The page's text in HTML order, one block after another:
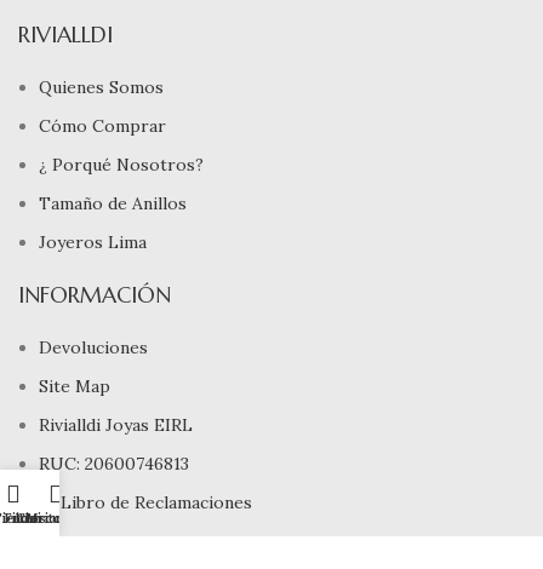
RIVIALLDI
Quienes Somos
Cómo Comprar
¿ Porqué Nosotros?
Tamaño de Anillos
Joyeros Lima
INFORMACIÓN
Devoluciones
Site Map
Rivialldi Joyas EIRL
RUC: 20600746813
Libro de Reclamaciones
Filtros
Carrito
Mi cuenta